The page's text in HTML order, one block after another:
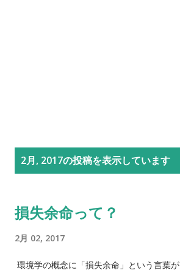
2月, 2017の投稿を表示しています
損失余命って？
2月 02, 2017
環境学の概念に「損失余命」という言葉